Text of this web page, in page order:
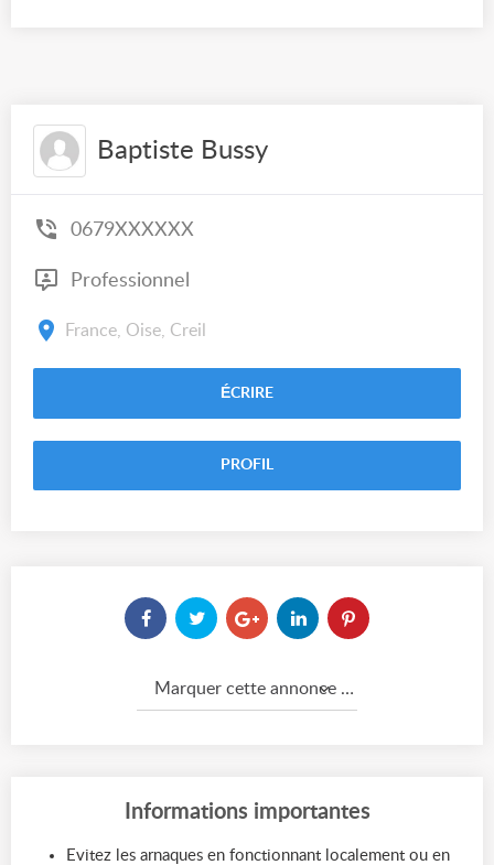
Baptiste Bussy
0679XXXXXX
Professionnel
France, Oise, Creil
ÉCRIRE
PROFIL
Marquer cette annonce comme...
Informations importantes
Evitez les arnaques en fonctionnant localement ou en